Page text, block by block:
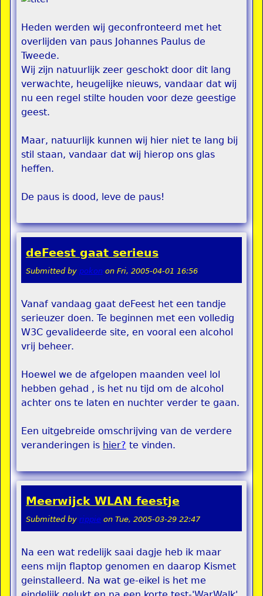
Heden werden wij geconfronteerd met het
overlijden van paus Johannes Paulus de
Tweede.
Wij zijn natuurlijk zeer geschokt door dit lang
verwachte, heugelijke nieuws, vandaar dat wij
nu een regel stilte houden voor deze geestige
geest.
Maar, natuurlijk kunnen wij hier niet te lang bij
stil staan, vandaar dat wij hierop ons glas
heffen.
De paus is dood, leve de paus!
deFeest gaat serieus
Submitted by pokon on Fri, 2005-04-01 16:56
Vanaf vandaag gaat deFeest het een tandje
serieuzer doen. Te beginnen met een volledig
W3C gevalideerde site, en vooral een alcohol
vrij beheer.
Hoewel we de afgelopen maanden veel lol
hebben gehad , is het nu tijd om de alcohol
achter ons te laten en nuchter verder te gaan.
Een uitgebreide omschrijving van de verdere
veranderingen is hier? te vinden.
Meerwijck WLAN feestje
Submitted by rippie on Tue, 2005-03-29 22:47
Na een wat redelijk saai dagje heb ik maar
eens mijn flaptop genomen en daarop Kismet
geinstalleerd. Na wat ge-eikel is het me